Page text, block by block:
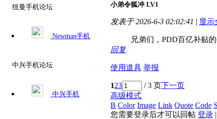
纽曼手机论坛
Newman手机
中兴手机论坛
中兴手机
小弟令狐冲 LV1
发表于 2026-6-3 02:02:41 | 显示
兄弟们，PDD百亿补贴
回复
使用道具 举报
123 / 3 页下一页
高级模式
B Color Image Link Quote Code
您需要登录后才可以回帖 登录